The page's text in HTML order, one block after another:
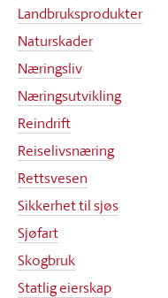
Landbruksprodukter
Naturskader
Næringsliv
Næringsutvikling
Reindrift
Reiselivsnæring
Rettsvesen
Sikkerhet til sjøs
Sjøfart
Skogbruk
Statlig eierskap